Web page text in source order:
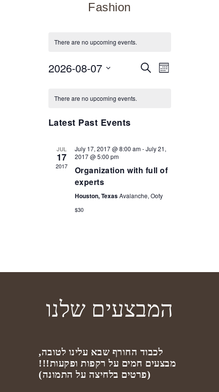
Fashion
There are no upcoming events.
Events
Views
SEARCHEvent
MONTH
2026-08-07
Select
Calendar
of
Events
There are no upcoming events.
Latest Past Events
JUL
17
2017
July 17, 2017 @ 8:00 am-July 21,
2017 @ 5:00 pm
Organization with full of
experts
Houston, TexasAvalanche, Ooty
$30
המבצעים שלנו
לכבוד החורף שבא עלינו לטובה,
מבצעים חמים על רקפות ופקעות!!!
(פרטים בלחיצה על התמונה)